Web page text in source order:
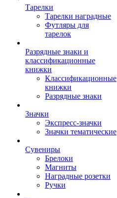
Тарелки
Тарелки наградные
Футляры для
тарелок
Разрядные знаки и
классификационные
книжки
Классификационные
книжки
Разрядные знаки
Значки
Экспресс-значки
Значки тематические
Сувениры
Брелоки
Магниты
Наградные розетки
Ручки